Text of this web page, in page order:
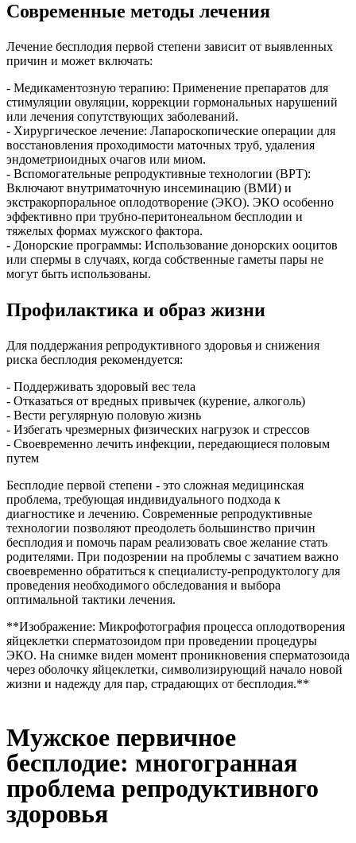
Современные методы лечения
Лечение бесплодия первой степени зависит от выявленных
причин и может включать:
- Медикаментозную терапию: Применение препаратов для
стимуляции овуляции, коррекции гормональных нарушений
или лечения сопутствующих заболеваний.
- Хирургическое лечение: Лапароскопические операции для
восстановления проходимости маточных труб, удаления
эндометриоидных очагов или миом.
- Вспомогательные репродуктивные технологии (ВРТ):
Включают внутриматочную инсеминацию (ВМИ) и
экстракорпоральное оплодотворение (ЭКО). ЭКО особенно
эффективно при трубно-перитонеальном бесплодии и
тяжелых формах мужского фактора.
- Донорские программы: Использование донорских ооцитов
или спермы в случаях, когда собственные гаметы пары не
могут быть использованы.
Профилактика и образ жизни
Для поддержания репродуктивного здоровья и снижения
риска бесплодия рекомендуется:
- Поддерживать здоровый вес тела
- Отказаться от вредных привычек (курение, алкоголь)
- Вести регулярную половую жизнь
- Избегать чрезмерных физических нагрузок и стрессов
- Своевременно лечить инфекции, передающиеся половым
путем
Бесплодие первой степени - это сложная медицинская
проблема, требующая индивидуального подхода к
диагностике и лечению. Современные репродуктивные
технологии позволяют преодолеть большинство причин
бесплодия и помочь парам реализовать свое желание стать
родителями. При подозрении на проблемы с зачатием важно
своевременно обратиться к специалисту-репродуктологу для
проведения необходимого обследования и выбора
оптимальной тактики лечения.
**Изображение: Микрофотография процесса оплодотворения
яйцеклетки сперматозоидом при проведении процедуры
ЭКО. На снимке виден момент проникновения сперматозоида
через оболочку яйцеклетки, символизирующий начало новой
жизни и надежду для пар, страдающих от бесплодия.**
Мужское первичное
бесплодие: многогранная
проблема репродуктивного
здоровья